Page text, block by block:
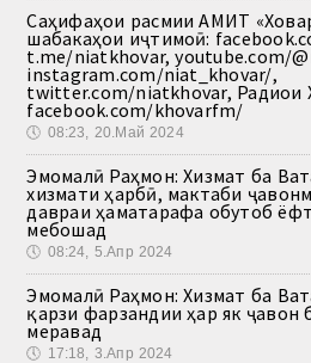
Саҳифаҳои расмии АМИТ
шабакаҳои иҷтимоӣ:
t.me/niatkhovar, youtube.com/
instagram.com/niat_khovar/,
twitter.com/niatkhovar, Радиои
facebook.com/khovarfm/
🕔 08:23, 20.Май 2024
Эмомалӣ Раҳмон: Хизмат ба
хизмати ҳарбӣ, мактаби
давраи ҳаматарафа обутоб
мебошад
🕔 08:24, 5.Апр 2024
Эмомалӣ Раҳмон: Хизмат ба
қарзи фарзандии ҳар як ҷавон
меравад
🕔 17:18, 3.Апр 2024